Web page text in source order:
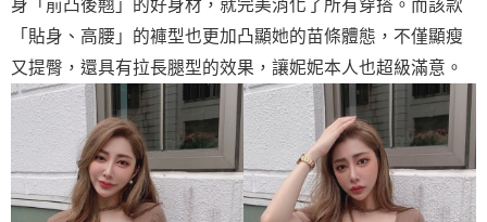
身「前凸後翹」的好身材，就完美消化了所有穿搭。而該款
「貼身、高腰」的褲型也更加凸顯她的苗條體態，不僅顯瘦
又提臀，還具有拉長腿型的效果，讓妮妮本人也超級滿意。